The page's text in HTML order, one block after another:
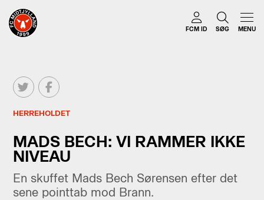
FCM ID SØG MENU
HERREHOLDET
MADS BECH: VI RAMMER IKKE
NIVEAU
En skuffet Mads Bech Sørensen efter det
sene pointtab mod Brann.